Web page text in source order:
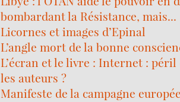
bombardant la Résistance, mais...
Licornes et images d’Epinal
L’angle mort de la bonne
L’écran et le livre : Internet :
les auteurs ?
Manifeste de la campagne